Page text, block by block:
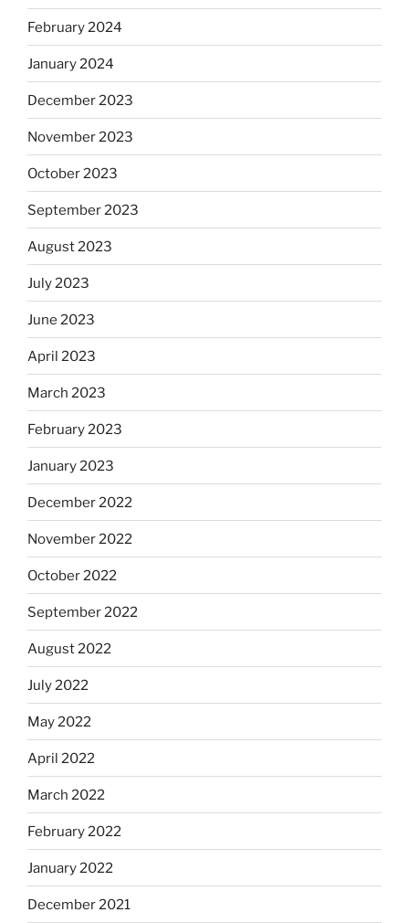
February 2024
January 2024
December 2023
November 2023
October 2023
September 2023
August 2023
July 2023
June 2023
April 2023
March 2023
February 2023
January 2023
December 2022
November 2022
October 2022
September 2022
August 2022
July 2022
May 2022
April 2022
March 2022
February 2022
January 2022
December 2021